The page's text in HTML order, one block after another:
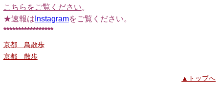
こちらをご覧ください。
★速報は Instagramをご覧ください。
*****************
京都 鳥散歩
京都 散歩
▲トップへ